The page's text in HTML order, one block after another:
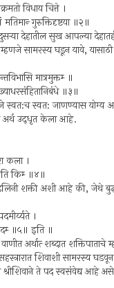
विधाय चित्ते ।
गुरुक्तिदृष्टया ॥२॥
देहातील सुख आपल्या
सामरस्य घडून यावे,
मात्रमुक्तम्‍ ॥
॥३॥
स्वत:च स्वत: जाणण्यास योग्य
अर्थ उद्‍धृत केला आहे.
कला ।
किम्‍ ॥४॥
शक्ती अशी आहे की, जेथे
।
॥५॥ इति ॥
अर्थात्‍ शब्दात
शिवाशी सामरस्य
ते पद स्वसंवेद्य आहे